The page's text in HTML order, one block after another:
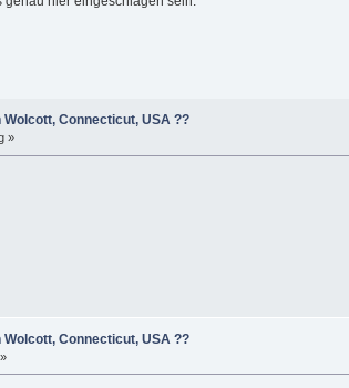
Connecticut, USA ??
»
Connecticut, USA ??